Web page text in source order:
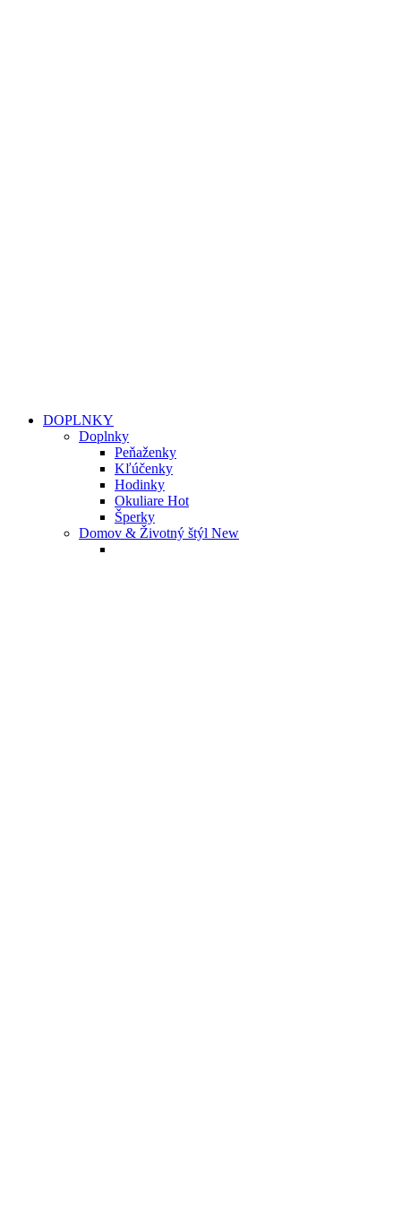
DOPLNKY
Doplnky
Peňaženky
Kľúčenky
Hodinky
Okuliare Hot
Šperky
Domov & Životný štýl New